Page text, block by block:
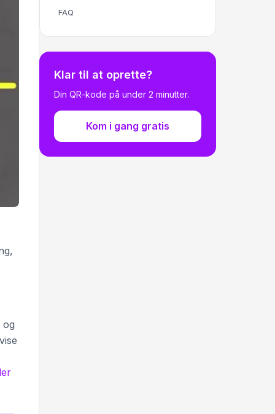
og
FAQ
Klar til at oprette?
Din QR-kode på under 2 minutter.
Kom i gang gratis